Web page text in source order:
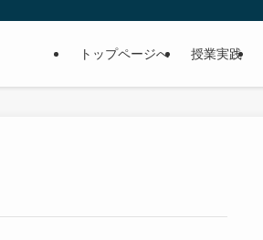
トップページへ 授業実践